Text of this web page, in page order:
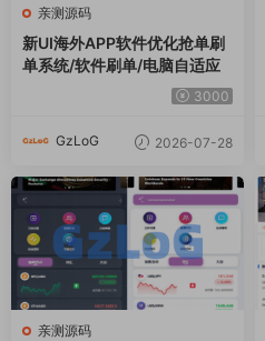
亲测源码
新UI海外APP软件优化抢单刷
单系统/软件刷单/电脑自适应
3000
GzLoG 2026-07-28
亲测源码